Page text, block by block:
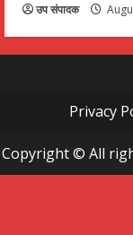
उप संपादक
Privacy
Copyright © All